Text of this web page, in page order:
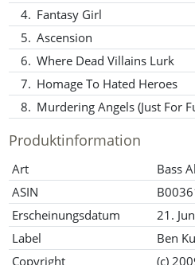
4. Fantasy Girl
5. Ascension
6. Where Dead Villains Lurk
7. Homage To Hated Heroes
8. Murdering Angels (Just For
Produktinformation
Art
Bass
ASIN
Erscheinungsdatum
21.
Label
Ben
Copyright
(c)